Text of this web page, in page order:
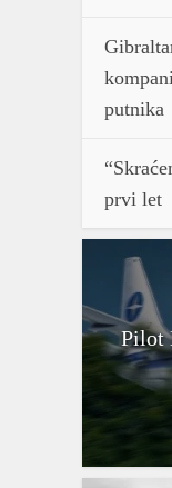
putnika
prvi let
Pilot